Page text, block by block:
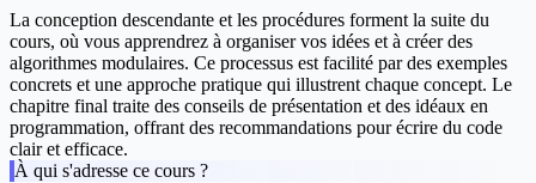
La conception descendante et les procédures forment la suite du
cours, où vous apprendrez à organiser vos idées et à créer des
algorithmes modulaires. Ce processus est facilité par des exemples
concrets et une approche pratique qui illustrent chaque concept. Le
chapitre final traite des conseils de présentation et des idéaux en
programmation, offrant des recommandations pour écrire du code
clair et efficace.
À qui s'adresse ce cours ?